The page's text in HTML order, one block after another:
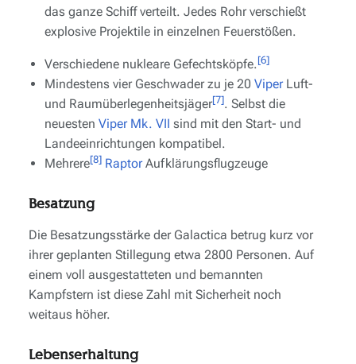
das ganze Schiff verteilt. Jedes Rohr verschießt
explosive Projektile in einzelnen Feuerstößen.
Verschiedene nukleare Gefechtsköpfe. [6]
Mindestens vier Geschwader zu je 20 ViperLuft-
und Raumüberlegenheitsjäger[7]. Selbst die
neuesten Viper Mk. VII sind mit den Start- und
Landeeinrichtungen kompatibel.
Mehrere[8] RaptorAufklärungsflugzeuge
Besatzung
Die Besatzungsstärke der Galactica betrug kurz vor
ihrer geplanten Stillegung etwa 2800 Personen. Auf
einem voll ausgestatteten und bemannten
Kampfstern ist diese Zahl mit Sicherheit noch
weitaus höher.
Lebenserhaltung